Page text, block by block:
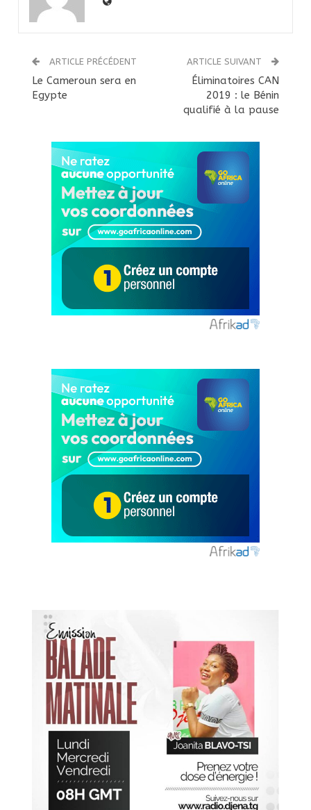
ARTICLE PRÉCÉDENT
Le Cameroun sera en
Egypte
ARTICLE SUIVANT
Éliminatoires CAN
2019 : le Bénin
qualifié à la pause